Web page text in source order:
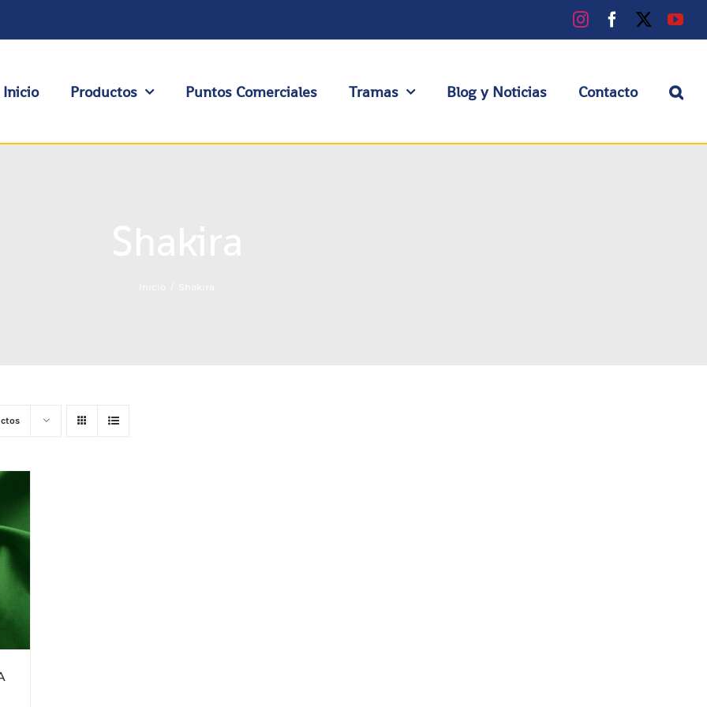
InstagramFacebook
Inicio Productos Puntos Comerciales Tramas Blog y Noticias Contacto